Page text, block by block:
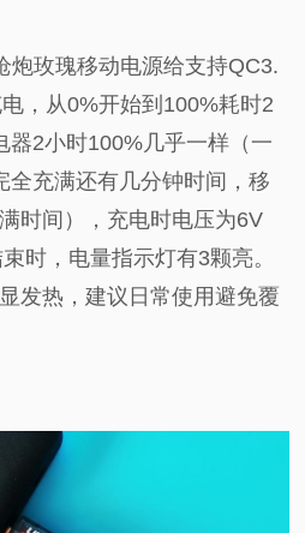
炮玫瑰移动电源给支持QC3.
，从0%开始到100%耗时2
器2小时100%几乎一样（一
全充满还有几分钟时间，移
时间），充电时电压为6V
时，电量指示灯有3颗亮。
发热，建议日常使用避免覆